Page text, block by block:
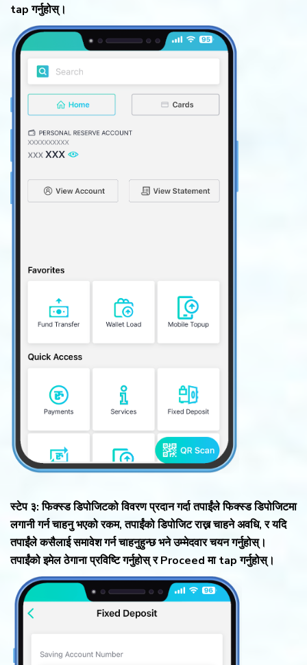
tap गर्नुहोस्।
स्टेप ३: फिक्स्ड डिपोजिटको विवरण प्रदान गर्दा तपाईंले फिक्स्ड डिपोजिटमा
लगानी गर्न चाहनु भएको रकम, तपाईंको डिपोजिट राख्न चाहने अवधि, र यदि
तपाईंले कसैलाई समावेश गर्न चाहनुहुन्छ भने उम्मेदवार चयन गर्नुहोस्।
तपाईंको इमेल ठेगाना प्रविष्टि गर्नुहोस् र Proceed मा tap गर्नुहोस्।